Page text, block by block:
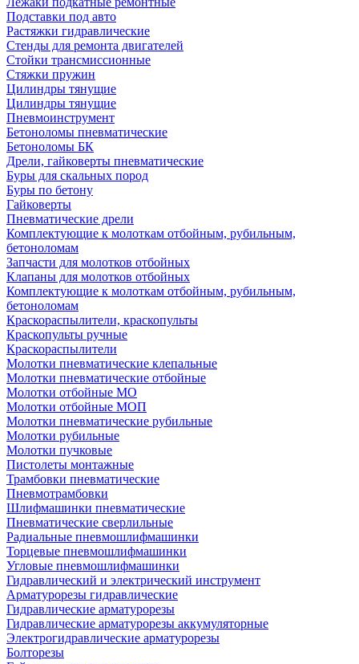
Подставки под авто
Растяжки гидравлические
Стенды для ремонта двигателей
Стойки трансмиссионные
Стяжки пружин
Цилиндры тянущие
Цилиндры тянущие
Пневмоинструмент
Бетоноломы пневматические
Бетоноломы БК
Дрели, гайковерты пневматические
Буры для скальных пород
Буры по бетону
Гайковерты
Пневматические дрели
Комплектующие к молоткам отбойным, рубильным,
бетоноломам
Запчасти для молотков отбойных
Клапаны для молотков отбойных
Комплектующие к молоткам отбойным, рубильным,
бетоноломам
Краскораспылители, краскопульты
Краскопульты ручные
Краскораспылители
Молотки пневматические клепальные
Молотки пневматические отбойные
Молотки отбойные МО
Молотки отбойные МОП
Молотки пневматические рубильные
Молотки рубильные
Молотки пучковые
Пистолеты монтажные
Трамбовки пневматические
Пневмотрамбовки
Шлифмашинки пневматические
Пневматические сверлильные
Радиальные пневмошлифмашинки
Торцевые пневмошлифмашинки
Угловые пневмошлифмашинки
Гидравлический и электрический инструмент
Арматурорезы гидравлические
Гидравлические арматурорезы
Гидравлические арматурорезы аккумуляторные
Электрогидравлические арматурорезы
Болторезы